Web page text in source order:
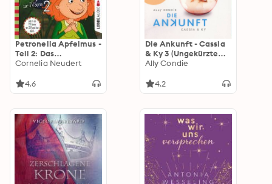
Petronella Apfelmus -
Teil 2: Das
Überraschungs-
Spielverderber, Selfie
Cornelia Neudert
4.6
Die Ankunft - Cassia
& Ky 3 (Ungekürzte
Fassung)
Ally Condie
4.2